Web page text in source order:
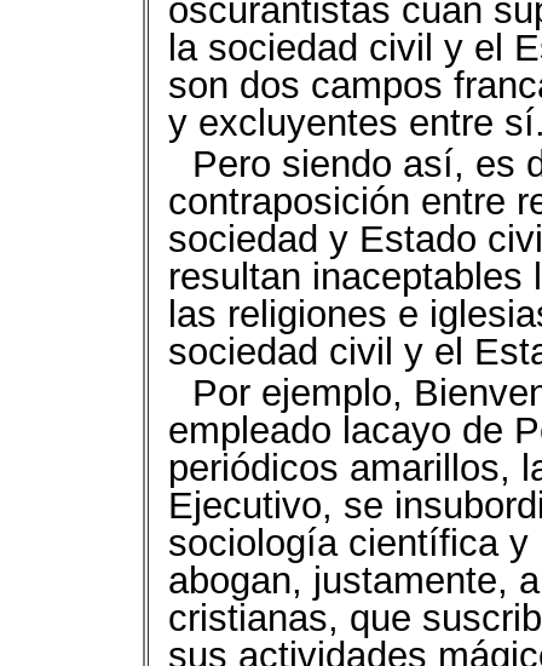
oscurantistas cuan
la sociedad civil y el
son dos campos
y excluyentes entre
Pero siendo así, es
contraposición entre
sociedad y Estado
resultan inaceptables
las religiones e
sociedad civil y el
Por ejemplo,
empleado lacayo de
periódicos amarillos,
Ejecutivo, se
sociología científica y
abogan, justamente,
cristianas, que
sus actividades